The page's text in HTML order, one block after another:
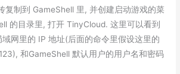
复制到 GameShell 里, 并创建启动游戏的菜
的目录里, 打开 TinyCloud. 这里可以看到
网里的 IP 地址(后面的命令里假设这里的
和GameShell 默认用户的用户名和密码